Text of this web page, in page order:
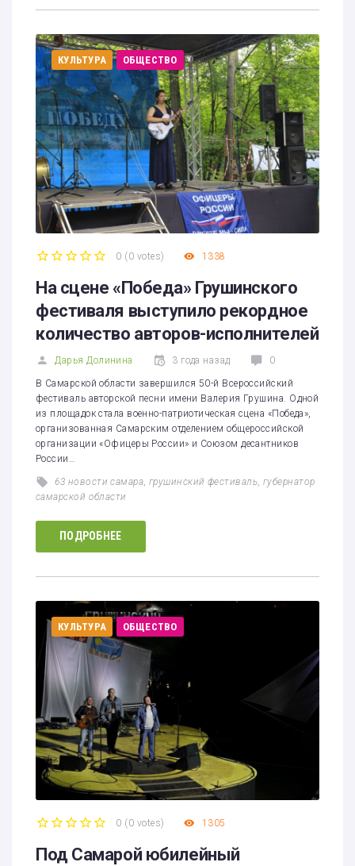
КУЛЬТУРА ОБЩЕСТВО
0 (0 votes) 1338
На сцене «Победа» Грушинского
фестиваля выступило рекордное
количество авторов-исполнителей
Дарья Долинина 3 года назад 0
В Самарской области завершился 50-й Всероссийский
фестиваль авторской песни имени Валерия Грушина. Одной
из площадок стала военно-патриотическая сцена «Победа»,
организованная Самарским отделением общероссийской
организации «Офицеры России» и Союзом десантников
России…
63 новости самара ,грушинский фестиваль губернатор
самарской области
ПОДРОБНЕЕ
КУЛЬТУРА ОБЩЕСТВО
0 (0 votes) 1305
Под Самарой юбилейный